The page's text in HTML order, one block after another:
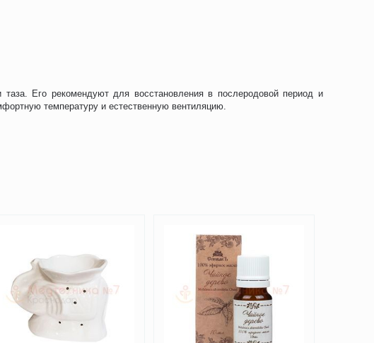
таза. Его рекомендуют для восстановления в послеродовой период и
температуру и естественную вентиляцию.